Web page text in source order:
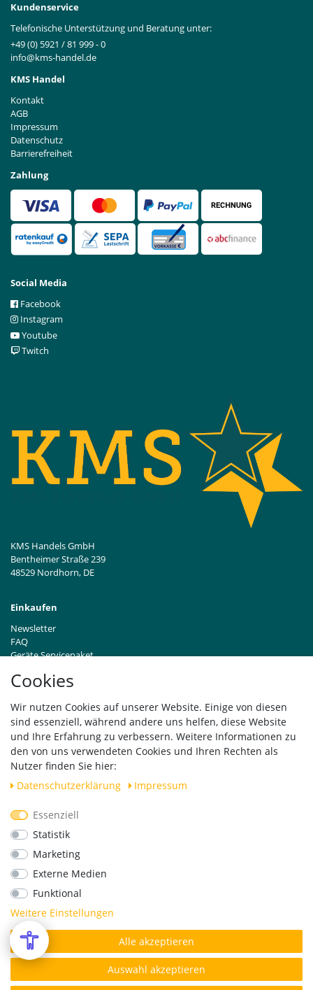
Cookies
Wir nutzen Cookies auf unserer Website. Einige von diesen
sind essenziell, während andere uns helfen, diese Website
und Ihre Erfahrung zu verbessern. Weitere Informationen zu
den von uns verwendeten Cookies und Ihren Rechten als
Nutzer finden Sie hier:
Daten­schutz­erklärung
Impressum
Essenziell
Statistik
Marketing
Externe Medien
Funktional
Weitere Einstellungen
Alle akzeptieren
Auswahl akzeptieren
Kundenservice
Telefonische Unterstützung und Beratung unter:
+49 (0) 5921 / 81 999 - 0
info@kms-handel.de
KMS Handel
Kontakt
AGB
Impressum
Datenschutz
Barrierefreiheit
Zahlung
Social Media
Facebook
Instagram
Youtube
Twitch
KMS Handels GmbH
Bentheimer Straße 239
48529 Nordhorn, DE
Einkaufen
Newsletter
FAQ
Geräte Servicepaket
Händleranfragen B2B
Widerrufsrecht
Vertrag widerrufen
Versand
Geprüfte Sicherheit
*Alle Preise verstehen sich inkl. MwSt. zzgl. Versandkosten.
© Copyright 2026 | Alle Rechte vorbehalten.